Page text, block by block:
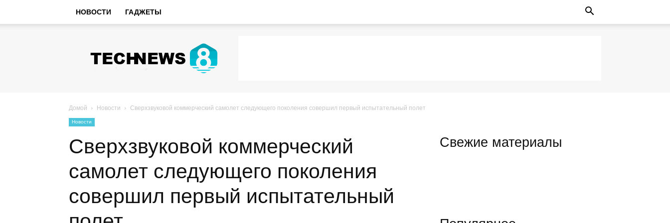
НОВОСТИ ГАДЖЕТЫ
Новости
Домой Новости Сверхзвуковой коммерческий самолет следующего поколения совершил первый испытательный полет
Новости
Сверхзвуковой коммерческий
самолет следующего поколения
совершил первый испытательный
Свежие материалы